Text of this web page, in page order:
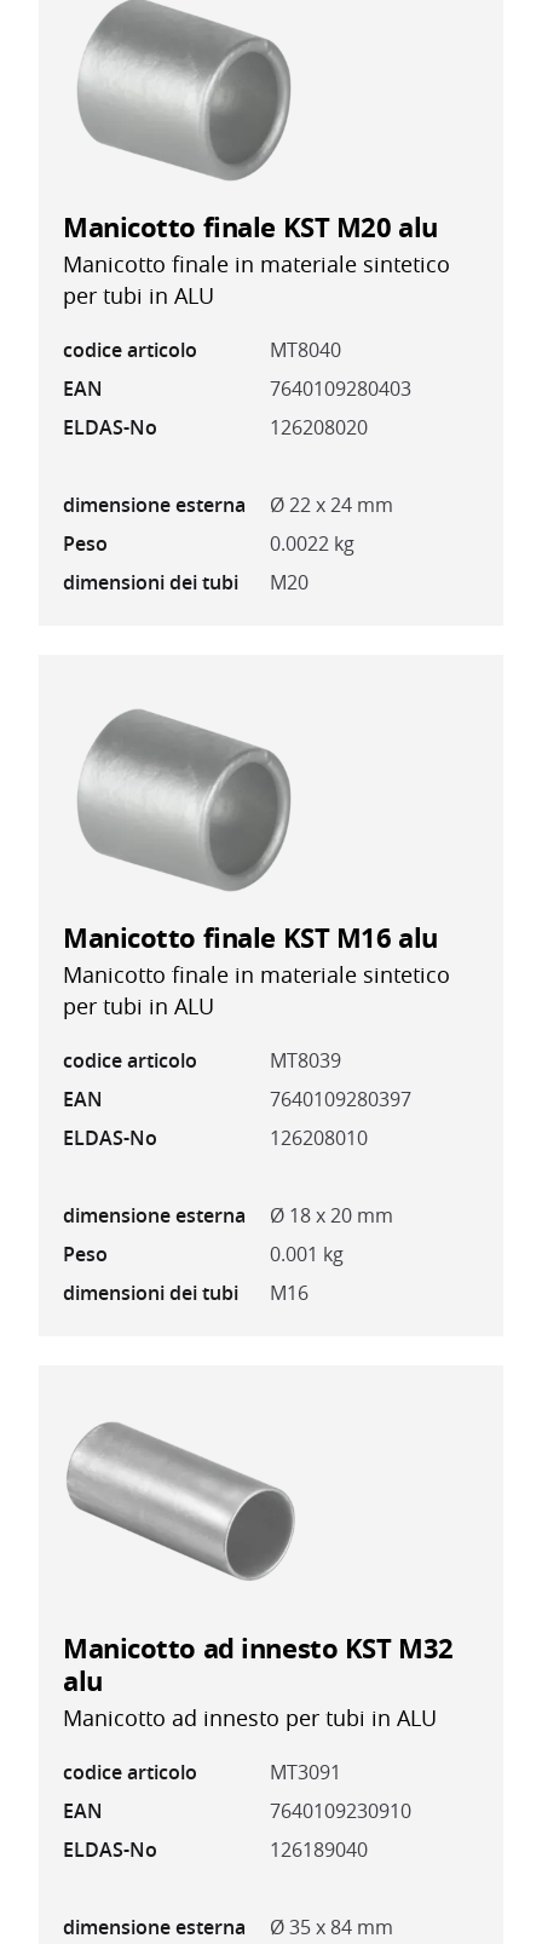
Manicotto finale KST M20 alu
Manicotto finale in materiale sintetico
per tubi in ALU
codice articolo
MT8040
EAN
7640109280403
ELDAS-No
126208020
dimensione esterna
Ø 22 x 24 mm
Peso
0.0022 kg
dimensioni dei tubi
M20
Manicotto finale KST M16 alu
Manicotto finale in materiale sintetico
per tubi in ALU
codice articolo
MT8039
EAN
7640109280397
ELDAS-No
126208010
dimensione esterna
Ø 18 x 20 mm
Peso
0.001 kg
dimensioni dei tubi
M16
Manicotto ad innesto KST M32
alu
Manicotto ad innesto per tubi in ALU
codice articolo
MT3091
EAN
7640109230910
ELDAS-No
126189040
dimensione esterna
Ø 35 x 84 mm